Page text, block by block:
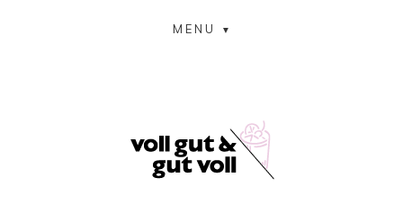
MENU